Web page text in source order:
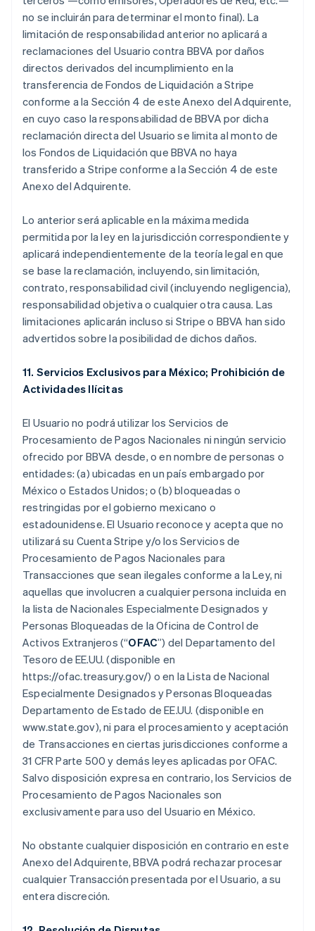
no se incluirán para determinar el monto final). La
limitación de responsabilidad anterior no aplicará a
reclamaciones del Usuario contra BBVA por daños
directos derivados del incumplimiento en la
transferencia de Fondos de Liquidación a Stripe
conforme a la Sección 4 de este Anexo del Adquirente,
en cuyo caso la responsabilidad de BBVA por dicha
reclamación directa del Usuario se limita al monto de
los Fondos de Liquidación que BBVA no haya
transferido a Stripe conforme a la Sección 4 de este
Anexo del Adquirente.
Lo anterior será aplicable en la máxima medida
permitida por la ley en la jurisdicción correspondiente y
aplicará independientemente de la teoría legal en que
se base la reclamación, incluyendo, sin limitación,
contrato, responsabilidad civil (incluyendo negligencia),
responsabilidad objetiva o cualquier otra causa. Las
limitaciones aplicarán incluso si Stripe o BBVA han sido
advertidos sobre la posibilidad de dichos daños.
11. Servicios Exclusivos para México; Prohibición de
Actividades Ilícitas
El Usuario no podrá utilizar los Servicios de
Procesamiento de Pagos Nacionales ni ningún servicio
ofrecido por BBVA desde, o en nombre de personas o
entidades: (a) ubicadas en un país embargado por
México o Estados Unidos; o (b) bloqueadas o
restringidas por el gobierno mexicano o
estadounidense. El Usuario reconoce y acepta que no
utilizará su Cuenta Stripe y/o los Servicios de
Procesamiento de Pagos Nacionales para
Transacciones que sean ilegales conforme a la Ley, ni
aquellas que involucren a cualquier persona incluida en
la lista de Nacionales Especialmente Designados y
Personas Bloqueadas de la Oficina de Control de
Activos Extranjeros (“OFAC”) del Departamento del
Tesoro de EE.UU. (disponible en
https://ofac.treasury.gov/) o en la Lista de Nacional
Especialmente Designados y Personas Bloqueadas
Departamento de Estado de EE.UU. (disponible en
www.state.gov), ni para el procesamiento y aceptación
de Transacciones en ciertas jurisdicciones conforme a
31 CFR Parte 500 y demás leyes aplicadas por OFAC.
Salvo disposición expresa en contrario, los Servicios de
Procesamiento de Pagos Nacionales son
exclusivamente para uso del Usuario en México.
No obstante cualquier disposición en contrario en este
Anexo del Adquirente, BBVA podrá rechazar procesar
cualquier Transacción presentada por el Usuario, a su
entera discreción.